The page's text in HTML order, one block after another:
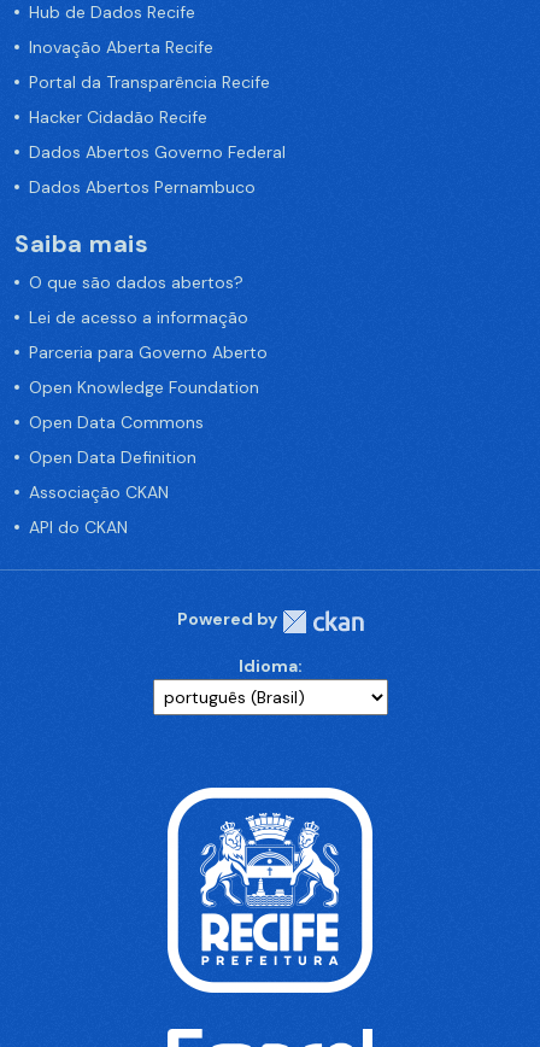
Hub de Dados Recife
Inovação Aberta Recife
Portal da Transparência Recife
Hacker Cidadão Recife
Dados Abertos Governo Federal
Dados Abertos Pernambuco
Saiba mais
O que são dados abertos?
Lei de acesso a informação
Parceria para Governo Aberto
Open Knowledge Foundation
Open Data Commons
Open Data Definition
Associação CKAN
API do CKAN
Powered by
Idioma